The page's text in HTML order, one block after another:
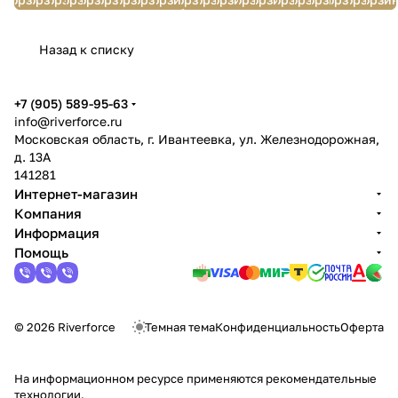
Назад к списку
+7 (905) 589-95-63
info@riverforce.ru
Московская область, г. Ивантеевка, ул. Железнодорожная,
д. 13А
141281
Интернет-магазин
Компания
Информация
Помощь
© 2026 Riverforce Темная темаКонфиденциальностьОферта
На информационном ресурсе применяются рекомендательные
технологии.